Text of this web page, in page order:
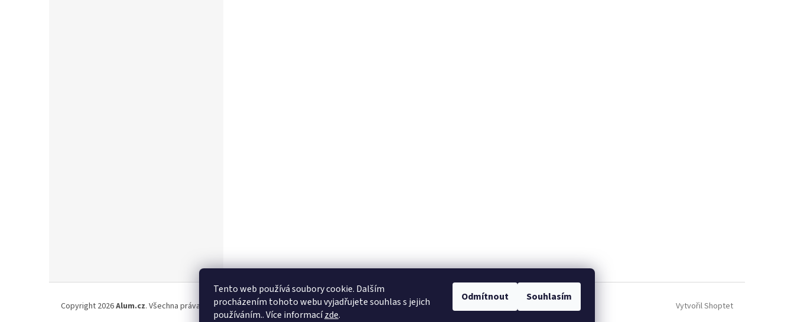
Tento web používá soubory cookie. Dalším
procházením tohoto webu vyjadřujete souhlas s jejich
používáním.. Více informacízde.
Odmítnout Souhlasím
Vytvořil Shoptet
Copyright 2026Alum.cz. Všechna práva vyhrazena.